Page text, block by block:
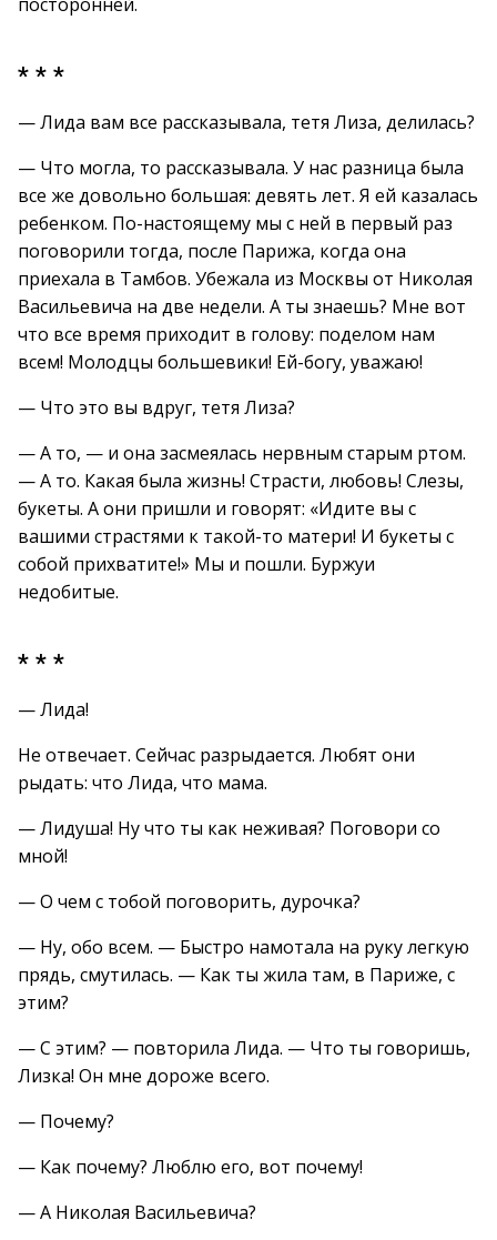
* * *
— Лида вам все рассказывала, тетя Лиза, делилась?
— Что могла, то рассказывала. У нас разница была
все же довольно большая: девять лет. Я ей казалась
ребенком. По-настоящему мы с ней в первый раз
поговорили тогда, после Парижа, когда она
приехала в Тамбов. Убежала из Москвы от Николая
Васильевича на две недели. А ты знаешь? Мне вот
что все время приходит в голову: поделом нам
всем! Молодцы большевики! Ей-богу, уважаю!
— Что это вы вдруг, тетя Лиза?
— А то, — и она засмеялась нервным старым ртом.
— А то. Какая была жизнь! Страсти, любовь! Слезы,
букеты. А они пришли и говорят: «Идите вы с
вашими страстями к такой-то матери! И букеты с
собой прихватите!» Мы и пошли. Буржуи
недобитые.
* * *
— Лида!
Не отвечает. Сейчас разрыдается. Любят они
рыдать: что Лида, что мама.
— Лидуша! Ну что ты как неживая? Поговори со
мной!
— О чем с тобой поговорить, дурочка?
— Ну, обо всем. — Быстро намотала на руку легкую
прядь, смутилась. — Как ты жила там, в Париже, с
этим?
— С этим? — повторила Лида. — Что ты говоришь,
Лизка! Он мне дороже всего.
— Почему?
— Как почему? Люблю его, вот почему!
— А Николая Васильевича?